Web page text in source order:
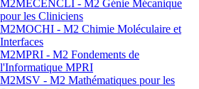
M2MECENCLI - M2 Génie Mécanique
pour les Cliniciens
M2MOCHI - M2 Chimie Moléculaire et
Interfaces
M2MPRI - M2 Fondements de
l'Informatique MPRI
M2MSV - M2 Mathématiques pour les